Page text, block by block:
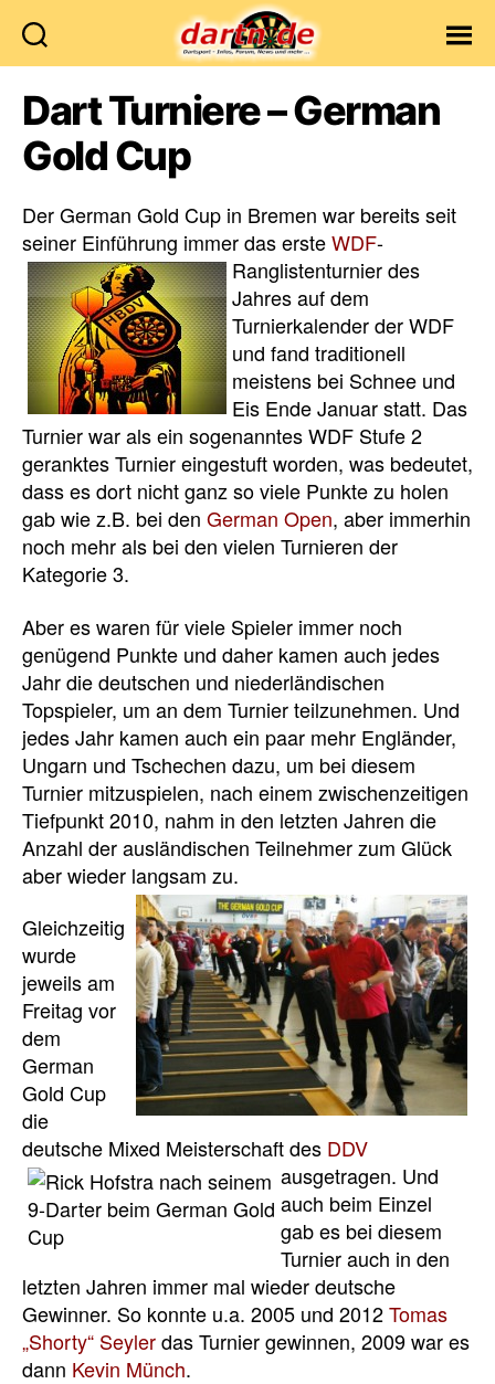
Dart Turniere – German
Gold Cup
Der German Gold Cup in Bremen war bereits seit
seiner Einführung immer das ersteWDF-
Ranglistenturnier des
Jahres auf dem
Turnierkalender der WDF
und fand traditionell
meistens bei Schnee und
Eis Ende Januar statt. Das
Turnier war als ein sogenanntes WDF Stufe 2
geranktes Turnier eingestuft worden, was bedeutet,
dass es dort nicht ganz so viele Punkte zu holen
gab wie z.B. bei den German Open, aber immerhin
noch mehr als bei den vielen Turnieren der
Kategorie 3.
Aber es waren für viele Spieler immer noch
genügend Punkte und daher kamen auch jedes
Jahr die deutschen und niederländischen
Topspieler, um an dem Turnier teilzunehmen. Und
jedes Jahr kamen auch ein paar mehr Engländer,
Ungarn und Tschechen dazu, um bei diesem
Turnier mitzuspielen, nach einem zwischenzeitigen
Tiefpunkt 2010, nahm in den letzten Jahren die
Anzahl der ausländischen Teilnehmer zum Glück
aber wieder langsam zu.
Gleichzeitig
wurde
jeweils am
Freitag vor
dem
German
Gold Cup
die
deutsche Mixed Meisterschaft des DDV
ausgetragen. Und
auch beim Einzel
gab es bei diesem
Turnier auch in den
letzten Jahren immer mal wieder deutsche
Gewinner. So konnte u.a. 2005 und 2012Tomas
„Shorty“ Seylerdas Turnier gewinnen, 2009 war es
dann Kevin Münch.